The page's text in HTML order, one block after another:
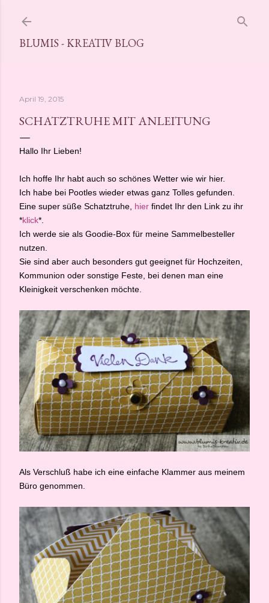
BLUMIS - KREATIV BLOG
April 19, 2015
SCHATZTRUHE MIT ANLEITUNG
Hallo Ihr Lieben!
Ich hoffe Ihr habt auch so schönes Wetter wie wir hier.
Ich habe bei Pootles wieder etwas ganz Tolles gefunden.
Eine super süße Schatztruhe, hier findet Ihr den Link zu ihr
*klick*.
Ich werde sie als Goodie-Box für meine Sammelbesteller
nutzen.
Sie sind aber auch besonders gut geeignet für Hochzeiten,
Kommunion oder sonstige Feste, bei denen man eine
Kleinigkeit verschenken möchte.
Als Verschluß habe ich eine einfache Klammer aus meinem
Büro genommen.